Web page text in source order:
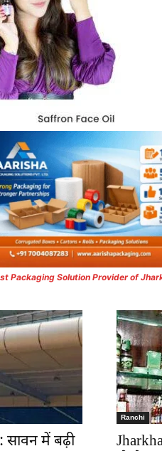
Packaging Solution Provider of
सावन में बढ़ी
Ranchi